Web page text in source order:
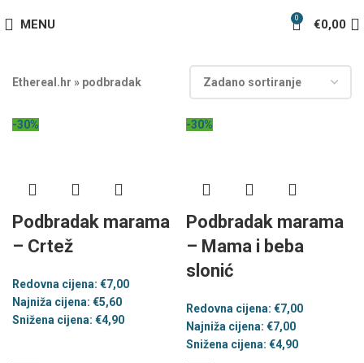
MENU 0 €0,00
Ethereal.hr » podbradak
-30%
Podbradak marama
– Crtež
Redovna cijena: €7,00
Najniža cijena: €5,60
Snižena cijena: €4,90
-30%
Podbradak marama
– Mama i beba
slonić
Redovna cijena: €7,00
Najniža cijena: €7,00
Snižena cijena: €4,90